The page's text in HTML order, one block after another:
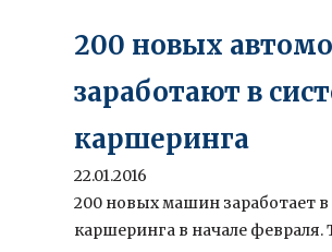
200 новых
заработают в
каршеринга
22.01.2016
200 новых машин заработает в
каршеринга в начале февраля.